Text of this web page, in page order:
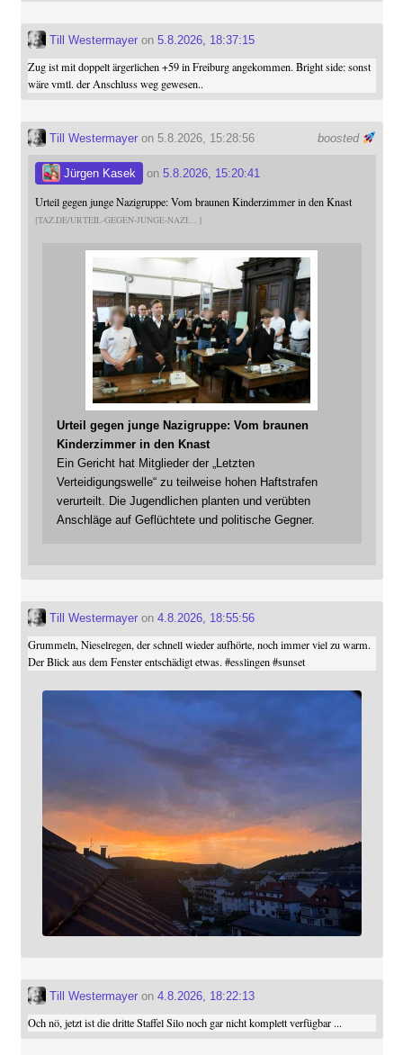
Till Westermayeron 5.8.2026, 18:37:15
Zug ist mit doppelt ärgerlichen +59 in Freiburg angekommen. Bright side: sonst
wäre vmtl. der Anschluss weg gewesen..
boosted
Till Westermayeron 5.8.2026, 15:28:56
Jürgen Kasek on 5.8.2026, 15:20:41
Urteil gegen junge Nazigruppe: Vom braunen Kinderzimmer in den Knast
TAZ.DE/URTEIL-GEGEN-JUNGE-NAZI
Urteil gegen junge Nazigruppe: Vom braunen
Kinderzimmer in den Knast
Ein Gericht hat Mitglieder der „Letzten
Verteidigungswelle“ zu teilweise hohen Haftstrafen
verurteilt. Die Jugendlichen planten und verübten
Anschläge auf Geflüchtete und politische Gegner.
Till Westermayeron 4.8.2026, 18:55:56
Grummeln, Nieselregen, der schnell wieder aufhörte, noch immer viel zu warm.
Der Blick aus dem Fenster entschädigt etwas. #esslingen #sunset
Till Westermayeron 4.8.2026, 18:22:13
Och nö, jetzt ist die dritte Staffel Silo noch gar nicht komplett verfügbar ...